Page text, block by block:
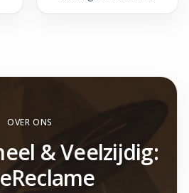
OVER ONS
& Veelzijdig: